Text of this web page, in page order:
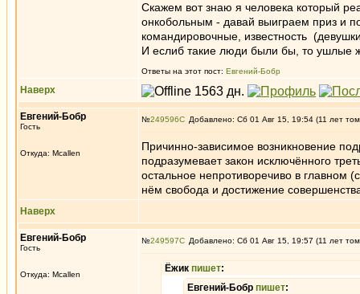
Скажем вот знаю я человека который
онкобольным - давай выиграем приз и
командировочные, известность
И еслиб такие люди были бы, то ушлые
Ответы на этот пост: Евгений-Бобр
Наверх
Евгений-Бобр
Гость
Откуда: Mcallen
№249596 Добавлено: Сб 01 Авг 15, 19:54 (11 лет
Причинно-зависимое возникновение
подразумевает закон исключённого
остальное непротиворечиво в главном
нём свобода и достижение
Наверх
Евгений-Бобр
Гость
Откуда: Mcallen
№249597 Добавлено: Сб 01 Авг 15, 19:57 (11 лет
Ёжик пишет:
Евгений-Бобр пишет: